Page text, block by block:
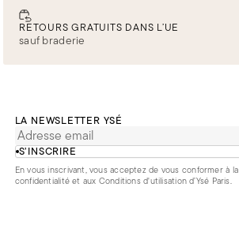
RETOURS GRATUITS DANS L’UE
sauf braderie
LA NEWSLETTER YSÉ
S’INSCRIRE
En vous inscrivant, vous acceptez de vous conformer à la
confidentialitéet aux Conditions d'utilisation d’Ysé Paris.